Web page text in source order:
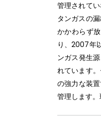
管理されて
タンガスの
かかわらず
り、2007年
ンガス発生
れています
の強力な装
管理します